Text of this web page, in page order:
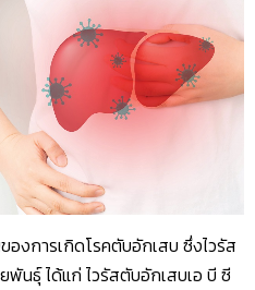
งการเกิดโรคตับอักเสบ ซึ่งไวรัส
นธุ์ ได้แก่ ไวรัสตับอักเสบเอ บี ซี